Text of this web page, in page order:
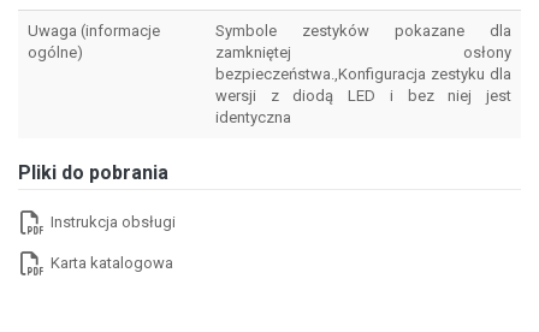
Uwaga (informacje
ogólne)
Symbole zestyków pokazane dla
zamkniętej osłony
bezpieczeństwa.,Konfiguracja zestyku dla
wersji z diodą LED i bez niej jest
identyczna
Pliki do pobrania
Instrukcja obsługi
Karta katalogowa